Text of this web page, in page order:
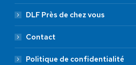
DLF Près de chez vous
Contact
Politique de confidentialité